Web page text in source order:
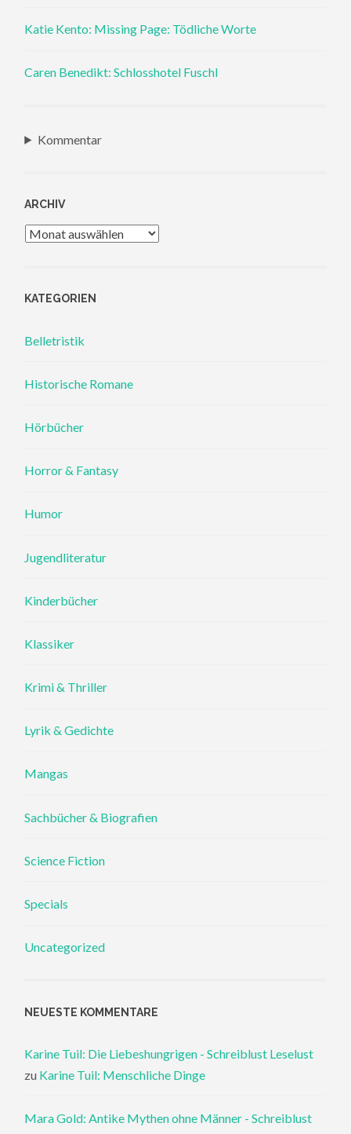
Katie Kento: Missing Page: Tödliche Worte
Caren Benedikt: Schlosshotel Fuschl
Kommentar
ARCHIV
Archiv
KATEGORIEN
Belletristik
Historische Romane
Hörbücher
Horror & Fantasy
Humor
Jugendliteratur
Kinderbücher
Klassiker
Krimi & Thriller
Lyrik & Gedichte
Mangas
Sachbücher & Biografien
Science Fiction
Specials
Uncategorized
NEUESTE KOMMENTARE
Karine Tuil: Die Liebeshungrigen - Schreiblust Leselust
zu Karine Tuil: Menschliche Dinge
Mara Gold: Antike Mythen ohne Männer - Schreiblust